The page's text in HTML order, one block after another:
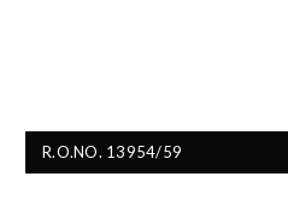
R.O.NO. 13954/59